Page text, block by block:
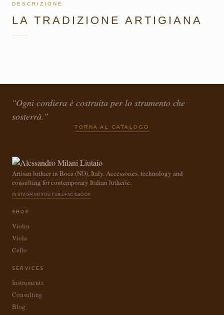
DESCRIZIONE
LA TRADIZIONE ARTIGIANA
"Ogni cordiera è costruita per lo strumento che
sosterrà."
TORNA AL CATALOGO
Artisan luthier in Boca (NO), Italy. Accessories, technology and
consulting for contemporary Italian lutherie.
INSTAGRAM YOUTUBE FACEBOOK
SHOP
Violin
Viola
Cello
SERVICES
Instruments
Consulting
Blog